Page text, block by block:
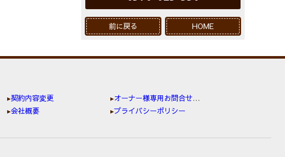
前に戻る HOME
契約内容変更
オーナー様専用お問合せ窓口
会社概要
プライバシーポリシー